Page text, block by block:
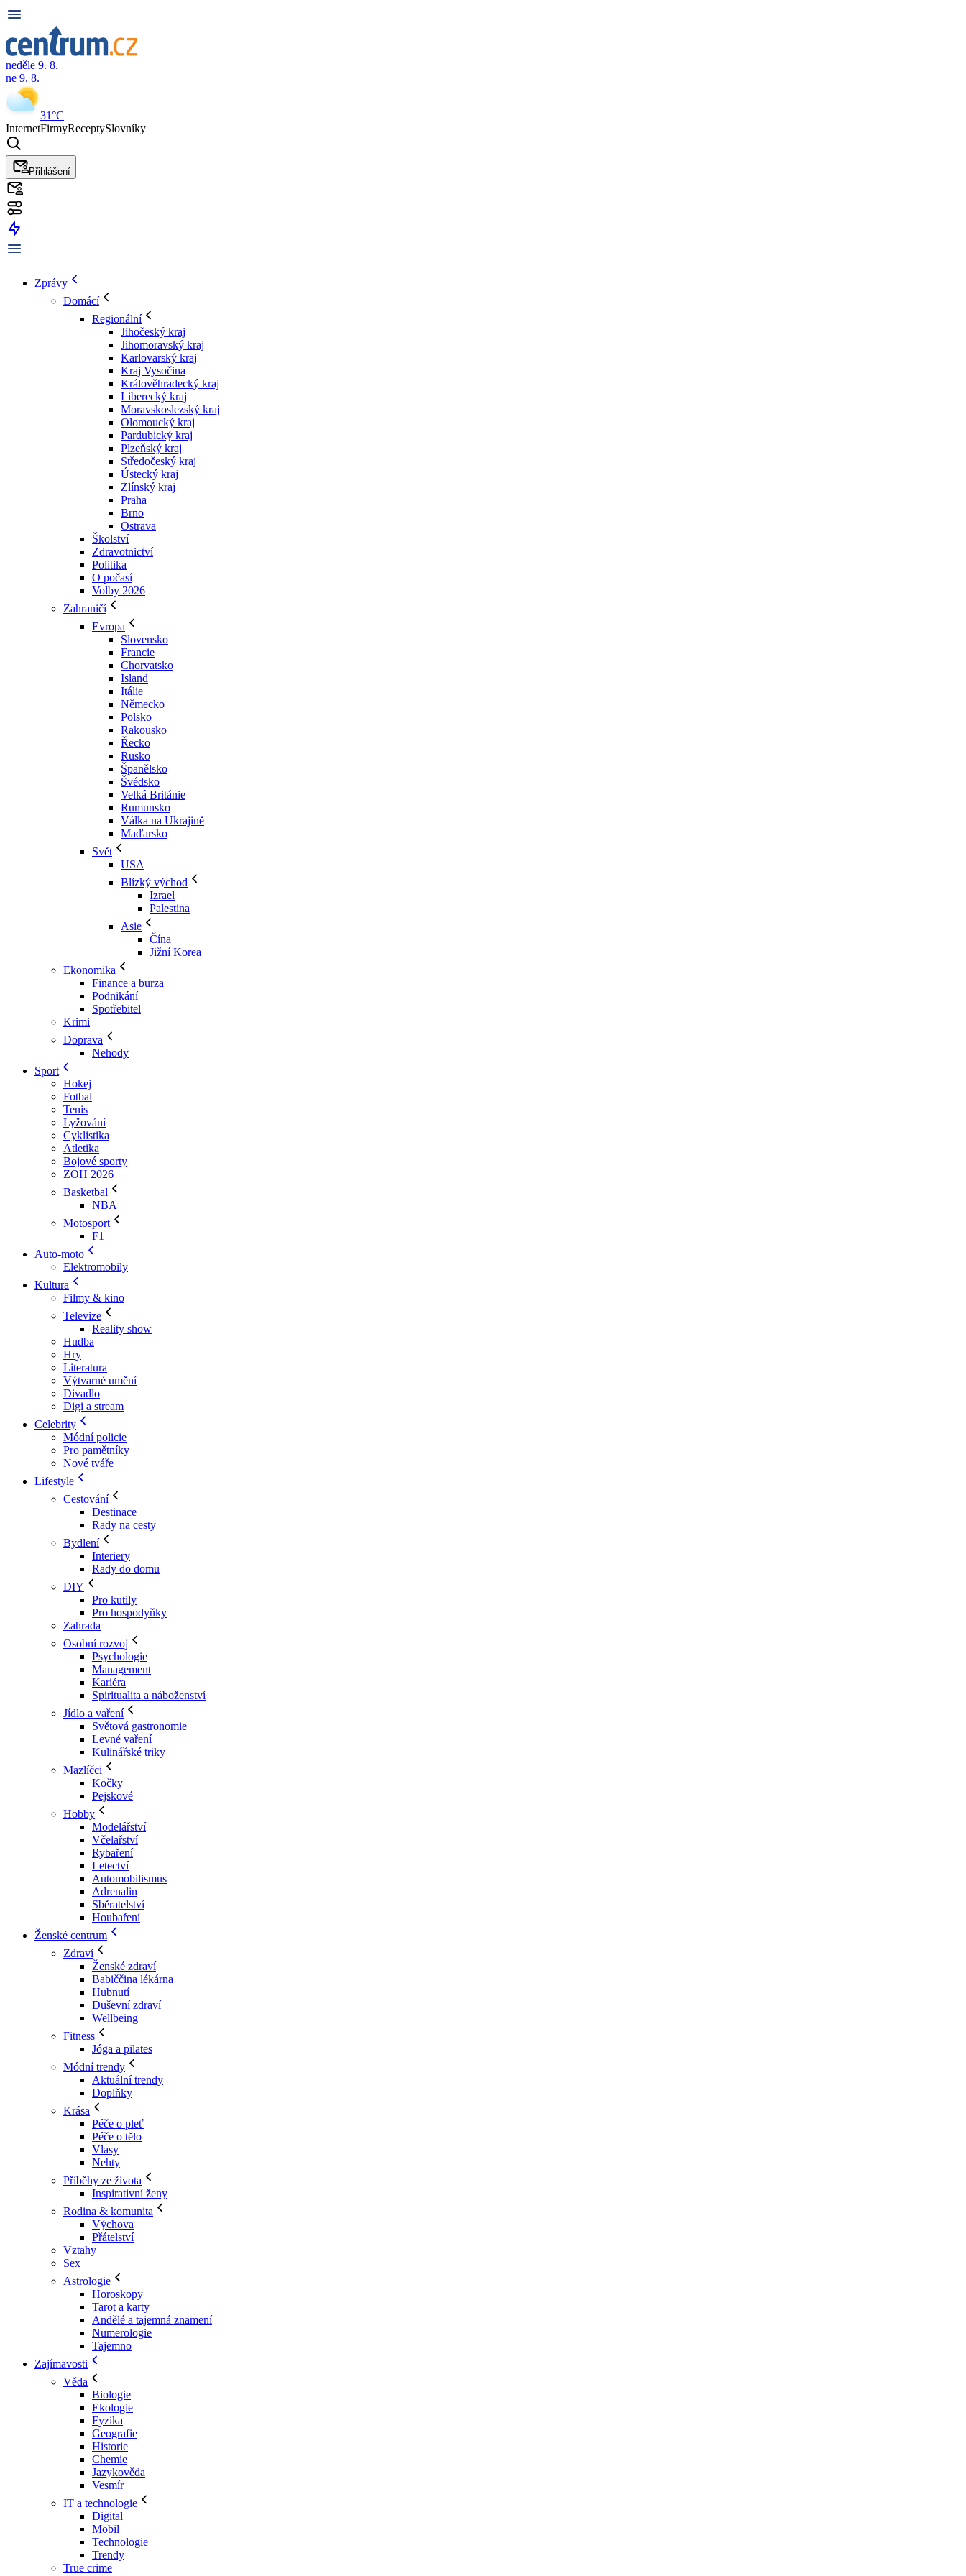
neděle 9. 8.
ne 9. 8.
31°C
InternetFirmyReceptySlovníky
Přihlášení
Zprávy
Domácí
Regionální
Jihočeský kraj
Jihomoravský kraj
Karlovarský kraj
Kraj Vysočina
Králověhradecký kraj
Liberecký kraj
Moravskoslezský kraj
Olomoucký kraj
Pardubický kraj
Plzeňský kraj
Středočeský kraj
Ústecký kraj
Zlínský kraj
Praha
Brno
Ostrava
Školství
Zdravotnictví
Politika
O počasí
Volby 2026
Zahraničí
Evropa
Slovensko
Francie
Chorvatsko
Island
Itálie
Německo
Polsko
Rakousko
Řecko
Rusko
Španělsko
Švédsko
Velká Británie
Rumunsko
Válka na Ukrajině
Maďarsko
Svět
USA
Blízký východ
Izrael
Palestina
Asie
Čína
Jižní Korea
Ekonomika
Finance a burza
Podnikání
Spotřebitel
Krimi
Doprava
Nehody
Sport
Hokej
Fotbal
Tenis
Lyžování
Cyklistika
Atletika
Bojové sporty
ZOH 2026
Basketbal
NBA
Motosport
F1
Auto-moto
Elektromobily
Kultura
Filmy & kino
Televize
Reality show
Hudba
Hry
Literatura
Výtvarné umění
Divadlo
Digi a stream
Celebrity
Módní policie
Pro pamětníky
Nové tváře
Lifestyle
Cestování
Destinace
Rady na cesty
Bydlení
Interiery
Rady do domu
DIY
Pro kutily
Pro hospodyňky
Zahrada
Osobní rozvoj
Psychologie
Management
Kariéra
Spiritualita a náboženství
Jídlo a vaření
Světová gastronomie
Levné vaření
Kulinářské triky
Mazlíčci
Kočky
Pejskové
Hobby
Modelářství
Včelařství
Rybaření
Letectví
Automobilismus
Adrenalin
Sběratelství
Houbaření
Ženské centrum
Zdraví
Ženské zdraví
Babiččina lékárna
Hubnutí
Duševní zdraví
Wellbeing
Fitness
Jóga a pilates
Módní trendy
Aktuální trendy
Doplňky
Krása
Péče o pleť
Péče o tělo
Vlasy
Nehty
Příběhy ze života
Inspirativní ženy
Rodina & komunita
Výchova
Přátelství
Vztahy
Sex
Astrologie
Horoskopy
Tarot a karty
Andělé a tajemná znamení
Numerologie
Tajemno
Zajímavosti
Věda
Biologie
Ekologie
Fyzika
Geografie
Historie
Chemie
Jazykověda
Vesmír
IT a technologie
Digital
Mobil
Technologie
Trendy
True crime